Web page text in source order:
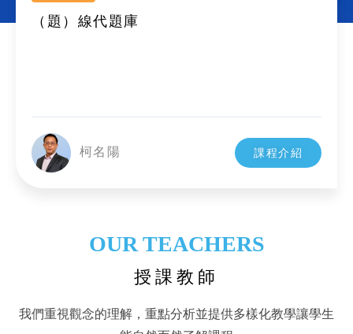
（題）線代題庫
柯名陽 課程介紹
OUR TEACHERS
授課教師
我們重視觀念的理解，重點分析並提供多樣化教學讓學生